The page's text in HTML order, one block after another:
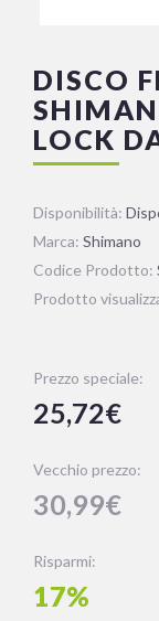
DISCO
LOCK
Disponibilità:
Marca: Shimano
Codice Prodotto:
Prodotto
Prezzo speciale:
25,72€
Vecchio prezzo:
30,99€
Risparmi:
17%